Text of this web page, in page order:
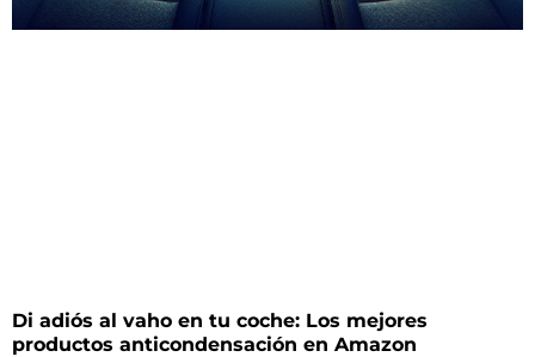
Di adiós al vaho en tu coche: Los mejores
productos anticondensación en Amazon